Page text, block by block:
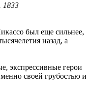
1833
был еще сильнее,
назад, а
экспрессивные герои
своей грубостью и